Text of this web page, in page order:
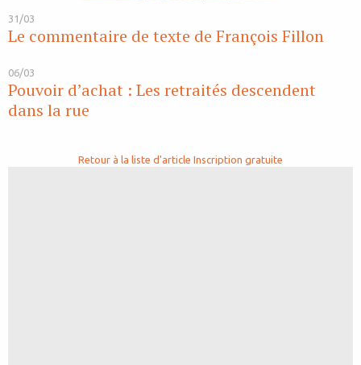
31/03
Le commentaire de texte de François Fillon
06/03
Pouvoir d’achat : Les retraités descendent
dans la rue
Retour à la liste d'article Inscription gratuite